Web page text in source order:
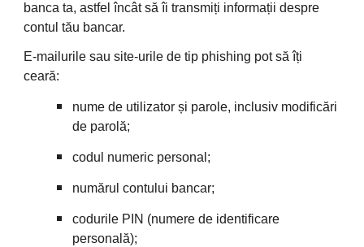
banca ta, astfel încât să îi transmiți informații despre
contul tău bancar.
E-mailurile sau site-urile de tip phishing pot să îți
ceară:
nume de utilizator și parole, inclusiv modificări
de parolă;
codul numeric personal;
numărul contului bancar;
codurile PIN (numere de identificare
personală);